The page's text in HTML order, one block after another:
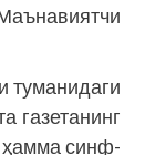
туманидаги
газетанинг
ҳамма синф­